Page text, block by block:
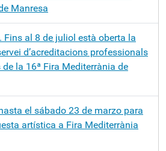
Manresa
Fins al 8 de juliol està oberta la
d’acreditacions professionals
de la 16ª Fira Mediterrània de
el sábado 23 de marzo para
artística a Fira Mediterrània